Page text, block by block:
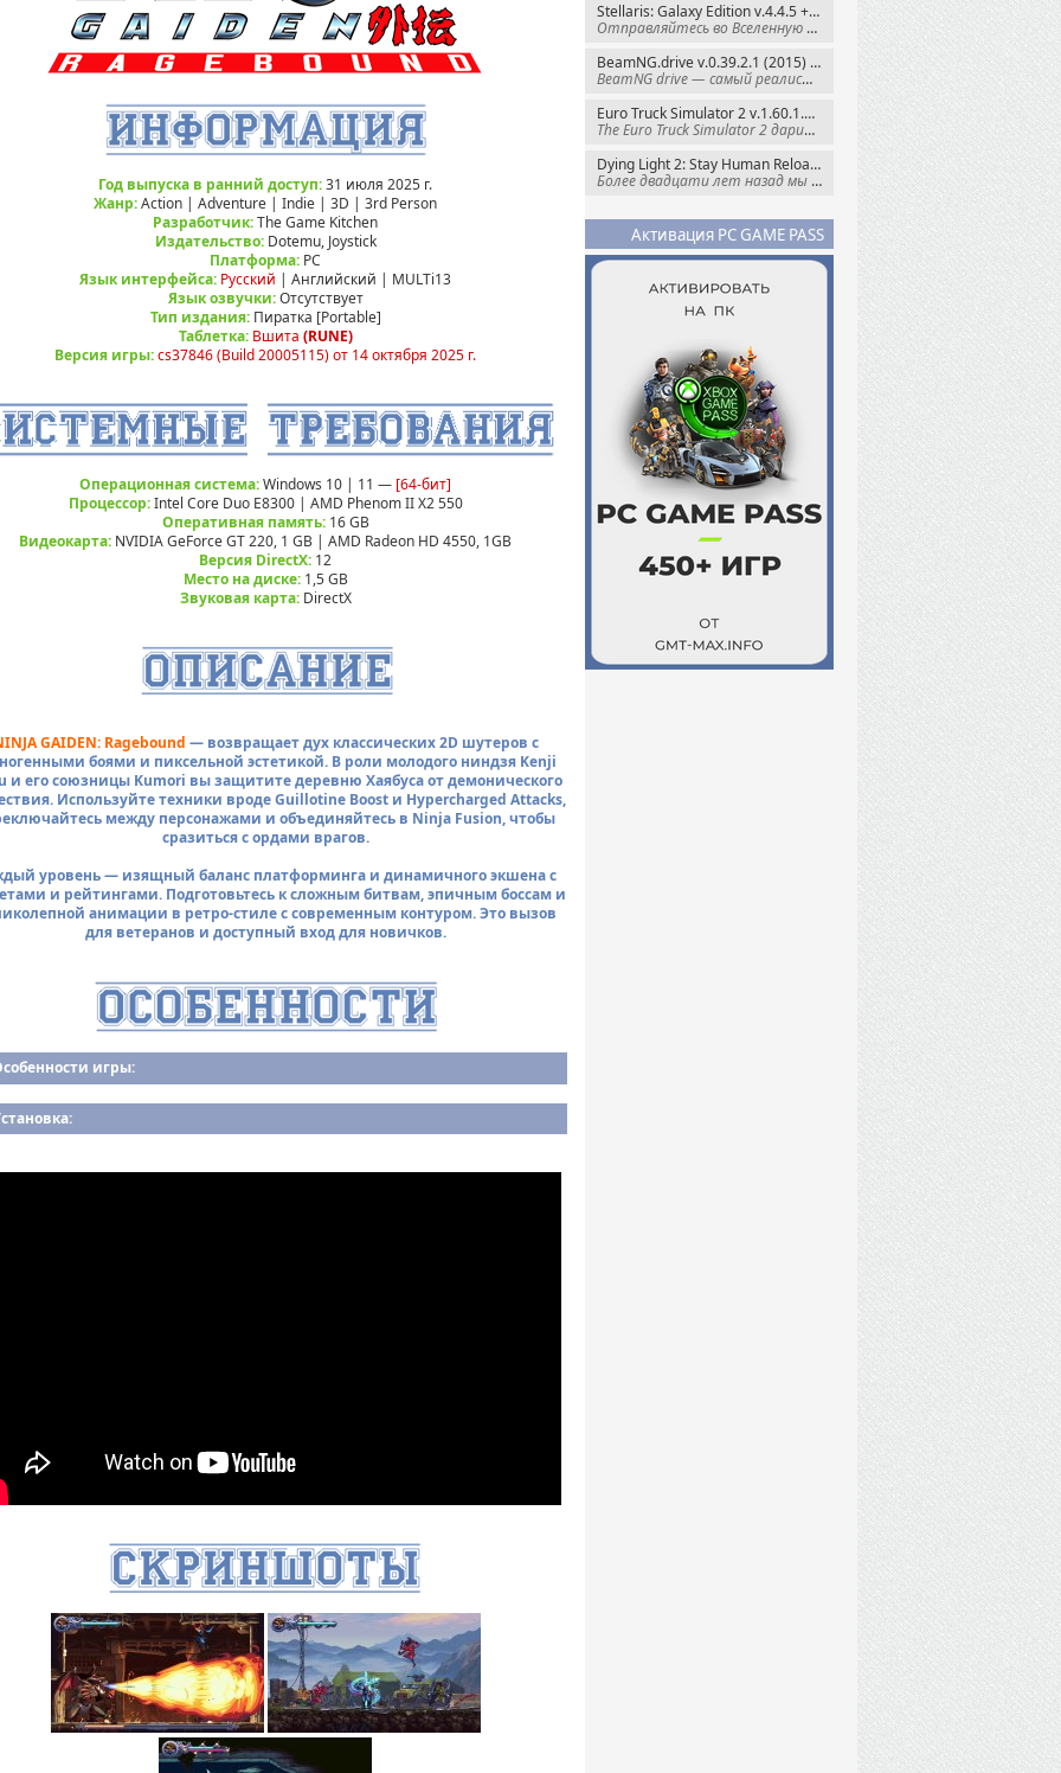
Stellaris: Galaxy Edition v.4.4.5 + Все DLC (2016) Пиратка
Отправляйтесь во Вселенную полную чудес и
BeamNG.drive v.0.39.2.1 (2015) RePack
BeamNG drive — самый реалистичный
Euro Truck Simulator 2 v.1.60.1.7s + Все DLC (2012) Пиратка
The Euro Truck Simulator 2 дарит вам опыт
Dying Light 2: Stay Human Reloaded Edition v.1.28.3 + Все DLC (2022) RePack
Более двадцати лет назад мы пытались
Активация PC GAME PASS
Год выпуска в ранний доступ:31 июля 2025 г.
Жанр:Action | Adventure | Indie | 3D | 3rd Person
Разработчик:The Game Kitchen
Издательство:Dotemu, Joystick
Платформа: РС
Язык интерфейса: Русский | Английский | MULTi13
Язык озвучки:Отсутствует
Тип издания: Пиратка [Portable]
Таблетка: Вшита (RUNE)
Версия игры:cs37846 (Build 20005115) от 14 октября 2025 г.
Операционная система:Windows 10 | 11 — [64-бит]
Процессор:Intel Core Duo E8300 | AMD Phenom II X2 550
Оперативная память:16 GB
Видеокарта: NVIDIA GeForce GT 220, 1 GB | AMD Radeon HD 4550, 1GB
Версия DirectX: 12
Место на диске:1,5 GB
Звуковая карта:DirectX
GAIDEN: Ragebound — возвращает дух классических 2D шутеров с
боями и пиксельной эстетикой. В роли молодого ниндзя Kenji
и его союзницы Kumori вы защитите деревню Хаябуса от демонического
Используйте техники вроде Guillotine Boost и Hypercharged Attacks,
между персонажами и объединяйтесь в Ninja Fusion, чтобы
сразиться с ордами врагов.
уровень — изящный баланс платформинга и динамичного экшена с
и рейтингами. Подготовьтесь к сложным битвам, эпичным боссам и
анимации в ретро-стиле с современным контуром. Это вызов
для ветеранов и доступный вход для новичков.
игры: